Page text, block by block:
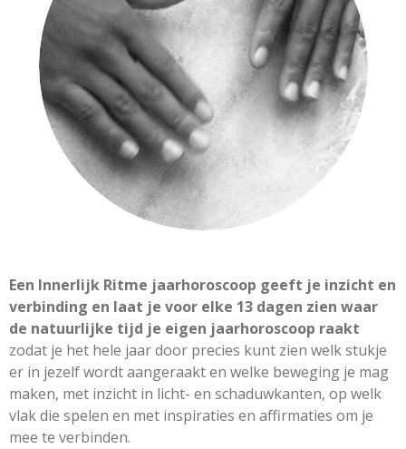
Een Innerlijk Ritme jaarhoroscoop geeft je inzicht en
verbinding en laat je voor elke 13 dagen zien waar
de natuurlijke tijd je eigen jaarhoroscoop raakt
zodat je het hele jaar door precies kunt zien welk stukje
er in jezelf wordt aangeraakt en welke beweging je mag
maken, met inzicht in licht- en schaduwkanten, op welk
vlak die spelen en met inspiraties en affirmaties om je
mee te verbinden.